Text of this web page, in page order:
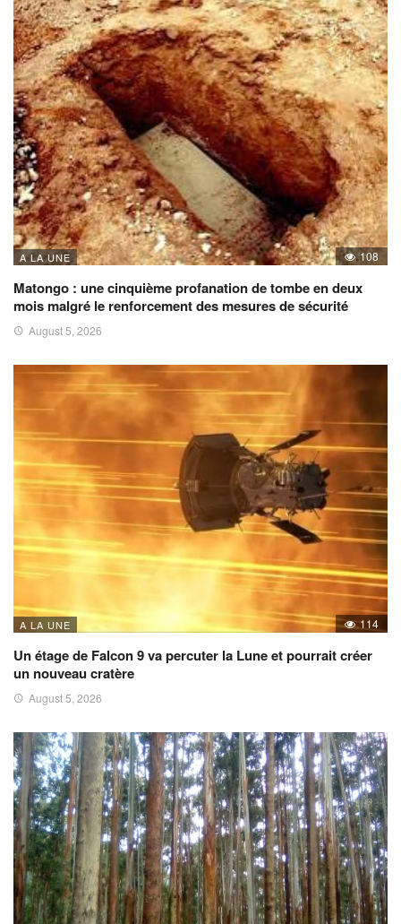
A LA UNE 108
Matongo : une cinquième profanation de tombe en deux
mois malgré le renforcement des mesures de sécurité
August 5, 2026
A LA UNE 114
Un étage de Falcon 9 va percuter la Lune et pourrait créer
un nouveau cratère
August 5, 2026